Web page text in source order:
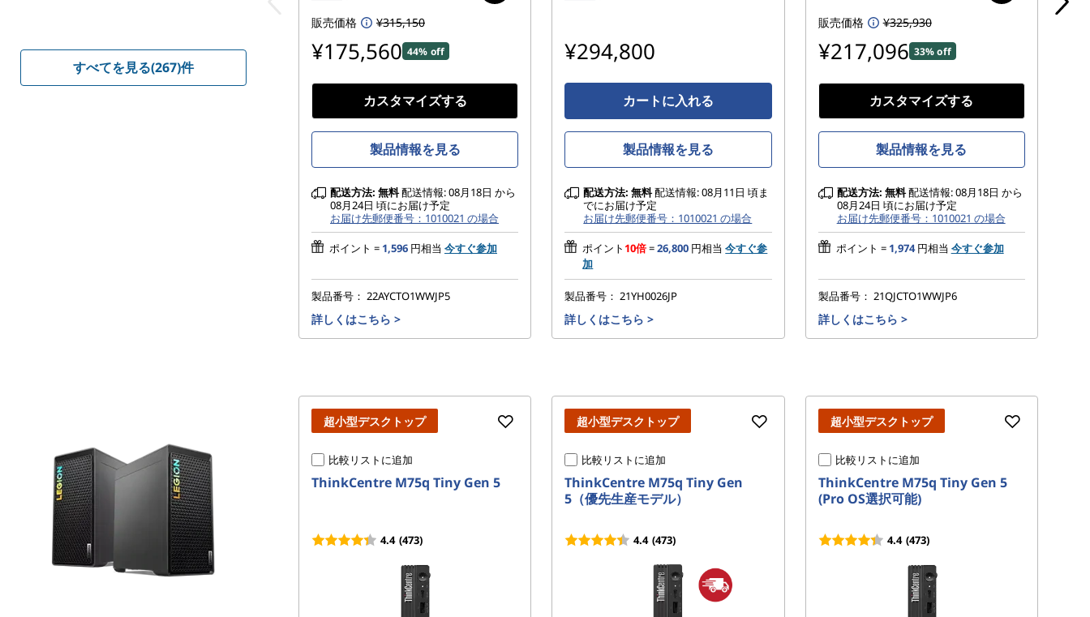
すべてを見る(267)件
販売価格 ¥315,150
¥175,560 44% off
カスタマイズする
製品情報を見る
配送方法: 無料配送情報: 08月18日 から
08月24日 頃にお届け予定
お届け先郵便番号：1010021 の場合
ポイント = 1,596 円相当 今すぐ参加
製品番号： 22AYCTO1WWJP5
詳しくはこちら >
¥294,800
カートに入れる
製品情報を見る
配送方法: 無料配送情報: 08月11日 頃ま
でにお届け予定
お届け先郵便番号：1010021 の場合
ポイント 10倍=26,800 円相当 今すぐ参
加
製品番号： 21YH0026JP
詳しくはこちら >
販売価格 ¥325,930
¥217,096 33% off
カスタマイズする
製品情報を見る
配送方法: 無料配送情報: 08月18日 から
08月24日 頃にお届け予定
お届け先郵便番号：1010021 の場合
ポイント = 1,974円相当 今すぐ参加
製品番号： 21QJCTO1WWJP6
詳しくはこちら >
超小型デスクトップ
比較リストに追加
ThinkCentre M75q Tiny Gen 5
4.4 (473)
超小型デスクトップ
比較リストに追加
ThinkCentre M75q Tiny Gen
5（優先生産モデル）
4.4 (473)
超小型デスクトップ
比較リストに追加
ThinkCentre M75q Tiny Gen 5
(Pro OS選択可能)
4.4 (473)